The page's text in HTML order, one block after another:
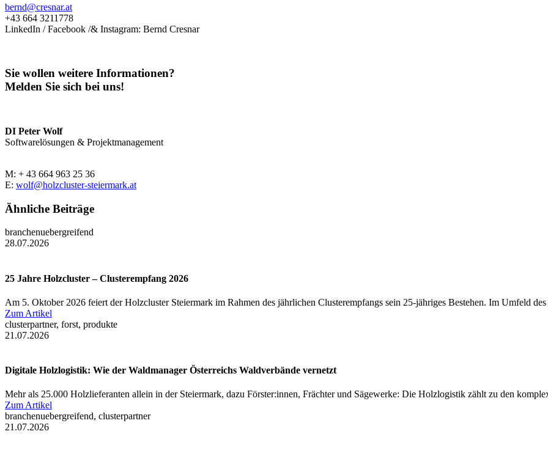
bernd@cresnar.at
+43 664 3211778
LinkedIn / Facebook /& Instagram: Bernd Cresnar
Sie wollen weitere Informationen?
Melden Sie sich bei uns!
DI Peter Wolf
Softwarelösungen & Projektmanagement
M: + 43 664 963 25 36
E: wolf@holzcluster-steiermark.at
Ähnliche Beiträge
branchenuebergreifend
28.07.2026
25 Jahre Holzcluster – Clusterempfang 2026
Am 5. Oktober 2026 feiert der Holzcluster Steiermark im Rahmen des jährlichen Clusterempfangs sein 25-jähriges Bestehen. Im Umfeld
Zum Artikel
clusterpartner, forst, produkte
21.07.2026
Digitale Holzlogistik: Wie der Waldmanager Österreichs Waldverbände vernetzt
Mehr als 25.000 Holzlieferanten allein in der Steiermark, dazu Förster:innen, Frächter und Sägewerke: Die Holzlogistik zählt zu den
Zum Artikel
branchenuebergreifend, clusterpartner
21.07.2026